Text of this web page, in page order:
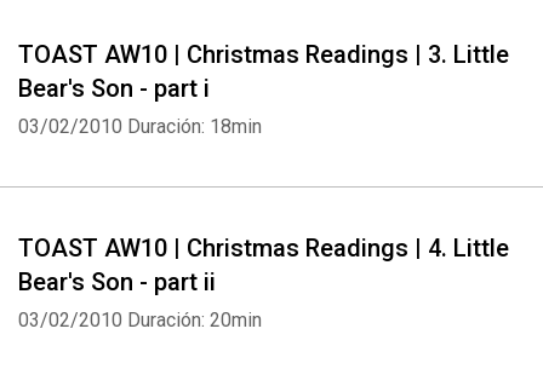
TOAST AW10 | Christmas Readings | 3. Little
Bear's Son - part i
03/02/2010 Duración: 18min
TOAST AW10 | Christmas Readings | 4. Little
Bear's Son - part ii
03/02/2010 Duración: 20min
Whatsapp Facebook